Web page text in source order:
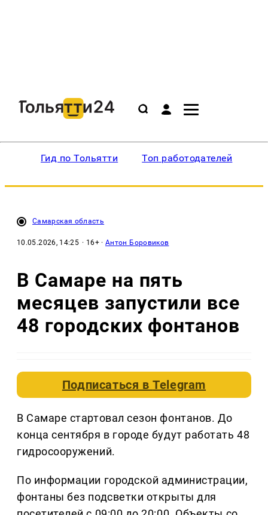
Гид по Тольятти Топ работодателей
Самарская область
10.05.2026, 14:25 · 16+ ·Антон Боровиков
В Самаре на пять
месяцев запустили все
48 городских фонтанов
Подписаться вTelegram
В Самаре стартовал сезон фонтанов. До
конца сентября в городе будут работать 48
гидросооружений.
По информации городской администрации,
фонтаны без подсветки открыты для